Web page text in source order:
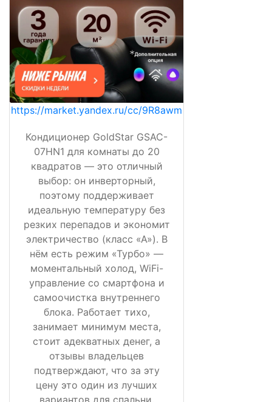
https://market.yandex.ru/cc/9R8awm
Кондиционер GoldStar GSAC-
07HN1 для комнаты до 20
квадратов — это отличный
выбор: он инверторный,
поэтому поддерживает
идеальную температуру без
резких перепадов и экономит
электричество (класс «А»). В
нём есть режим «Турбо» —
моментальный холод, WiFi-
управление со смартфона и
самоочистка внутреннего
блока. Работает тихо,
занимает минимум места,
стоит адекватных денег, а
отзывы владельцев
подтверждают, что за эту
цену это один из лучших